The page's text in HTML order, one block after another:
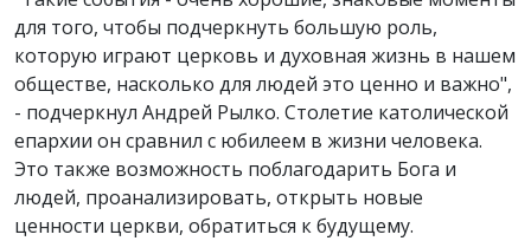
для того, чтобы подчеркнуть большую роль,
которую играют церковь и духовная жизнь в нашем
обществе, насколько для людей это ценно и важно",
- подчеркнул Андрей Рылко. Столетие католической
епархии он сравнил с юбилеем в жизни человека.
Это также возможность поблагодарить Бога и
людей, проанализировать, открыть новые
ценности церкви, обратиться к будущему.